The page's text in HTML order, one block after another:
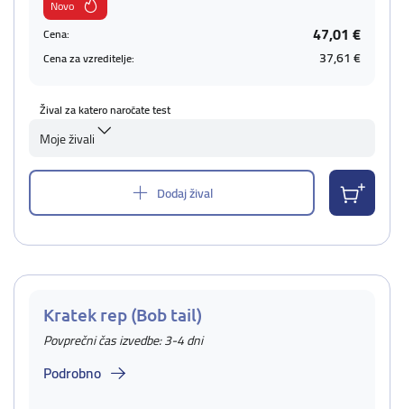
Novo
Cena:
47,01 €
Cena za vzreditelje: 37,61 €
Žival za katero naročate test
Moje živali
Dodaj žival
Kratek rep (Bob tail)
Povprečni čas izvedbe: 3-4 dni
Podrobno